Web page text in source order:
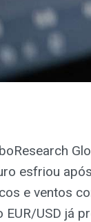
esfriou
e ventos
EUR/USD já